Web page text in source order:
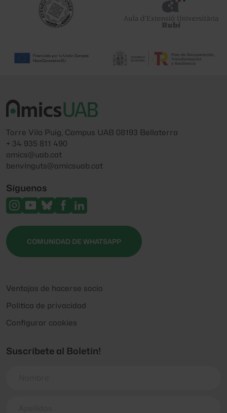
Torre Vila Puig, Campus UAB 08193 Bellaterra
+ 34 935 811 490
amics@uab.cat
benvinguts@amicsuab.cat
Síguenos
COMUNIDAD DE WHATSAPP
Ventajas de hacerse socio
Politica de privacidad
Configurar cookies
Suscríbete al Boletín!